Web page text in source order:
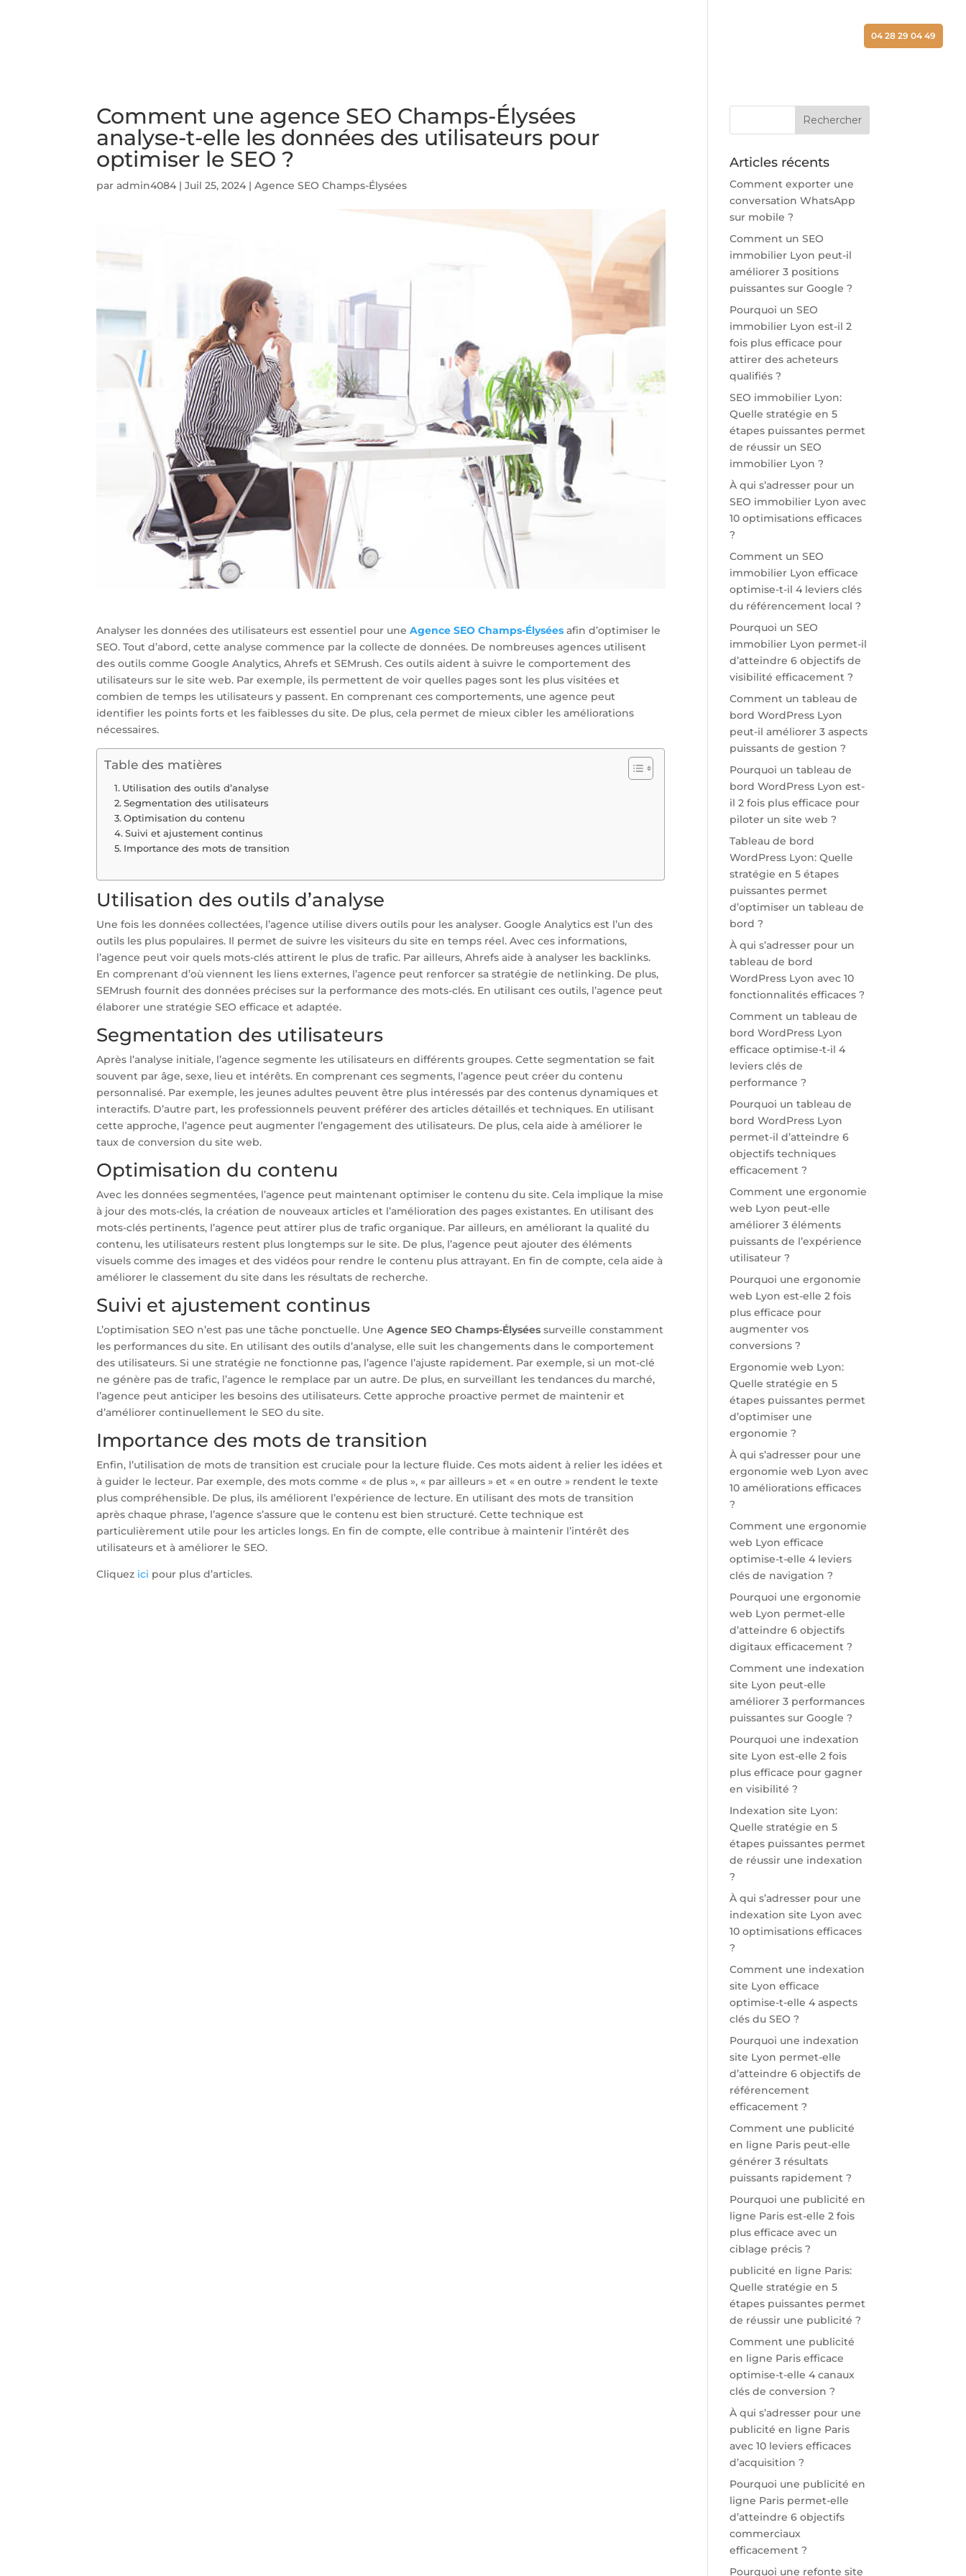
04 28 29 04 49
Comment une agence SEO Champs-Élysées
analyse-t-elle les données des utilisateurs pour
optimiser le SEO ?
paradmin4084 |Juil 25, 2024 |Agence SEO Champs-Élysées
Analyser les données des utilisateurs est essentiel pour uneAgence SEO Champs-Élysées afin d’optimiser le
SEO. Tout d’abord, cette analyse commence par la collecte de données. De nombreuses agences utilisent
des outils comme Google Analytics, Ahrefs et SEMrush. Ces outils aident à suivre le comportement des
utilisateurs sur le site web. Par exemple, ils permettent de voir quelles pages sont les plus visitées et
combien de temps les utilisateurs y passent. En comprenant ces comportements, une agence peut
identifier les points forts et les faiblesses du site. De plus, cela permet de mieux cibler les améliorations
nécessaires.
Table des matières
Utilisation des outils d’analyse
Segmentation des utilisateurs
Optimisation du contenu
Suivi et ajustement continus
Importance des mots de transition
Utilisation des outils d’analyse
Une fois les données collectées, l’agence utilise divers outils pour les analyser. Google Analytics est l’un des
outils les plus populaires. Il permet de suivre les visiteurs du site en temps réel. Avec ces informations,
l’agence peut voir quels mots-clés attirent le plus de trafic. Par ailleurs, Ahrefs aide à analyser les backlinks.
En comprenant d’où viennent les liens externes, l’agence peut renforcer sa stratégie de netlinking. De plus,
SEMrush fournit des données précises sur la performance des mots-clés. En utilisant ces outils, l’agence peut
élaborer une stratégie SEO efficace et adaptée.
Segmentation des utilisateurs
Après l’analyse initiale, l’agence segmente les utilisateurs en différents groupes. Cette segmentation se fait
souvent par âge, sexe, lieu et intérêts. En comprenant ces segments, l’agence peut créer du contenu
personnalisé. Par exemple, les jeunes adultes peuvent être plus intéressés par des contenus dynamiques et
interactifs. D’autre part, les professionnels peuvent préférer des articles détaillés et techniques. En utilisant
cette approche, l’agence peut augmenter l’engagement des utilisateurs. De plus, cela aide à améliorer le
taux de conversion du site web.
Optimisation du contenu
Avec les données segmentées, l’agence peut maintenant optimiser le contenu du site. Cela implique la mise
à jour des mots-clés, la création de nouveaux articles et l’amélioration des pages existantes. En utilisant des
mots-clés pertinents, l’agence peut attirer plus de trafic organique. Par ailleurs, en améliorant la qualité du
contenu, les utilisateurs restent plus longtemps sur le site. De plus, l’agence peut ajouter des éléments
visuels comme des images et des vidéos pour rendre le contenu plus attrayant. En fin de compte, cela aide à
améliorer le classement du site dans les résultats de recherche.
Suivi et ajustement continus
L’optimisation SEO n’est pas une tâche ponctuelle. UneAgence SEO Champs-Élysées surveille constamment
les performances du site. En utilisant des outils d’analyse, elle suit les changements dans le comportement
des utilisateurs. Si une stratégie ne fonctionne pas, l’agence l’ajuste rapidement. Par exemple, si un mot-clé
ne génère pas de trafic, l’agence le remplace par un autre. De plus, en surveillant les tendances du marché,
l’agence peut anticiper les besoins des utilisateurs. Cette approche proactive permet de maintenir et
d’améliorer continuellement le SEO du site.
Importance des mots de transition
Enfin, l’utilisation de mots de transition est cruciale pour la lecture fluide. Ces mots aident à relier les idées et
à guider le lecteur. Par exemple, des mots comme « de plus », « par ailleurs » et « en outre » rendent le texte
plus compréhensible. De plus, ils améliorent l’expérience de lecture. En utilisant des mots de transition
après chaque phrase, l’agence s’assure que le contenu est bien structuré. Cette technique est
particulièrement utile pour les articles longs. En fin de compte, elle contribue à maintenir l’intérêt des
utilisateurs et à améliorer le SEO.
Cliquez ici pour plus d’articles.
Articles récents
Comment exporter une
conversation WhatsApp
sur mobile ?
Comment un SEO
immobilier Lyon peut-il
améliorer 3 positions
puissantes sur Google ?
Pourquoi un SEO
immobilier Lyon est-il 2
fois plus efficace pour
attirer des acheteurs
qualifiés ?
SEO immobilier Lyon:
Quelle stratégie en 5
étapes puissantes permet
de réussir un SEO
immobilier Lyon ?
À qui s’adresser pour un
SEO immobilier Lyon avec
10 optimisations efficaces
?
Comment un SEO
immobilier Lyon efficace
optimise-t-il 4 leviers clés
du référencement local ?
Pourquoi un SEO
immobilier Lyon permet-il
d’atteindre 6 objectifs de
visibilité efficacement ?
Comment un tableau de
bord WordPress Lyon
peut-il améliorer 3 aspects
puissants de gestion ?
Pourquoi un tableau de
bord WordPress Lyon est-
il 2 fois plus efficace pour
piloter un site web ?
Tableau de bord
WordPress Lyon: Quelle
stratégie en 5 étapes
puissantes permet
d’optimiser un tableau de
bord ?
À qui s’adresser pour un
tableau de bord
WordPress Lyon avec 10
fonctionnalités efficaces ?
Comment un tableau de
bord WordPress Lyon
efficace optimise-t-il 4
leviers clés de
performance ?
Pourquoi un tableau de
bord WordPress Lyon
permet-il d’atteindre 6
objectifs techniques
efficacement ?
Comment une ergonomie
web Lyon peut-elle
améliorer 3 éléments
puissants de l’expérience
utilisateur ?
Pourquoi une ergonomie
web Lyon est-elle 2 fois
plus efficace pour
augmenter vos
conversions ?
Ergonomie web Lyon:
Quelle stratégie en 5
étapes puissantes permet
d’optimiser une
ergonomie ?
À qui s’adresser pour une
ergonomie web Lyon avec
10 améliorations efficaces
?
Comment une ergonomie
web Lyon efficace
optimise-t-elle 4 leviers
clés de navigation ?
Pourquoi une ergonomie
web Lyon permet-elle
d’atteindre 6 objectifs
digitaux efficacement ?
Comment une indexation
site Lyon peut-elle
améliorer 3 performances
puissantes sur Google ?
Pourquoi une indexation
site Lyon est-elle 2 fois
plus efficace pour gagner
en visibilité ?
Indexation site Lyon:
Quelle stratégie en 5
étapes puissantes permet
de réussir une indexation
?
À qui s’adresser pour une
indexation site Lyon avec
10 optimisations efficaces
?
Comment une indexation
site Lyon efficace
optimise-t-elle 4 aspects
clés du SEO ?
Pourquoi une indexation
site Lyon permet-elle
d’atteindre 6 objectifs de
référencement
efficacement ?
Comment une publicité
en ligne Paris peut-elle
générer 3 résultats
puissants rapidement ?
Pourquoi une publicité en
ligne Paris est-elle 2 fois
plus efficace avec un
ciblage précis ?
publicité en ligne Paris:
Quelle stratégie en 5
étapes puissantes permet
de réussir une publicité ?
Comment une publicité
en ligne Paris efficace
optimise-t-elle 4 canaux
clés de conversion ?
À qui s’adresser pour une
publicité en ligne Paris
avec 10 leviers efficaces
d’acquisition ?
Pourquoi une publicité en
ligne Paris permet-elle
d’atteindre 6 objectifs
commerciaux
efficacement ?
Pourquoi une refonte site